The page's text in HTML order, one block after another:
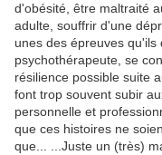
d'obésité, être maltraité
adulte, souffrir d'une
unes des épreuves
psychothérapeute, se
résilience possible suite
font trop souvent subir
personnelle et
que ces histoires ne
que... ...Juste un (très)